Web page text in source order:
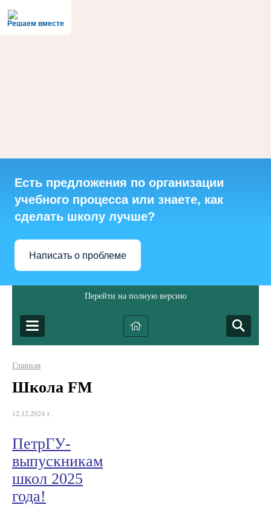
Решаем вместе
Есть предложения по организации
учебного процесса или знаете, как
сделать школу лучше?
Написать о проблеме
Перейти на полную версию
Главная
Школа FM
12.12.2024 г.
ПетрГУ-
выпускникам
школ 2025
года!